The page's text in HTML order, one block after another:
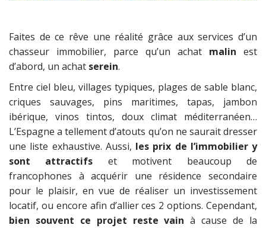
Faites de ce rêve une réalité grâce aux services d’un
chasseur immobilier, parce qu’un achat malin est
d’abord, un achat serein.
Entre ciel bleu, villages typiques, plages de sable blanc,
criques sauvages, pins maritimes, tapas, jambon
ibérique, vinos tintos, doux climat méditerranéen…
L’Espagne a tellement d’atouts qu’on ne saurait dresser
une liste exhaustive. Aussi, les prix de l’immobilier y
sont attractifs et motivent beaucoup de
francophones à acquérir une résidence secondaire
pour le plaisir, en vue de réaliser un investissement
locatif, ou encore afin d’allier ces 2 options. Cependant,
bien souvent ce projet reste vain à cause de la